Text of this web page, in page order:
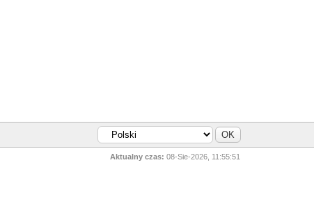
Aktualny czas: 08-Sie-2026, 11:55:51